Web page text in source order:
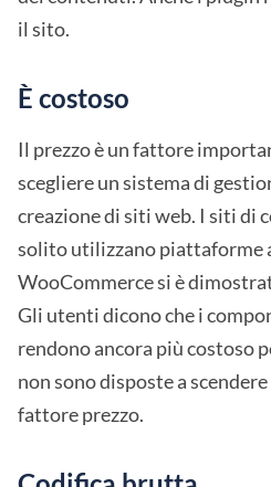
il sito.
È costoso
Il prezzo è un fattore
scegliere un sistema di
creazione di siti web. I siti di
solito utilizzano piattaforme
WooCommerce si è
Gli utenti dicono che i
rendono ancora più costoso
non sono disposte a
fattore prezzo.